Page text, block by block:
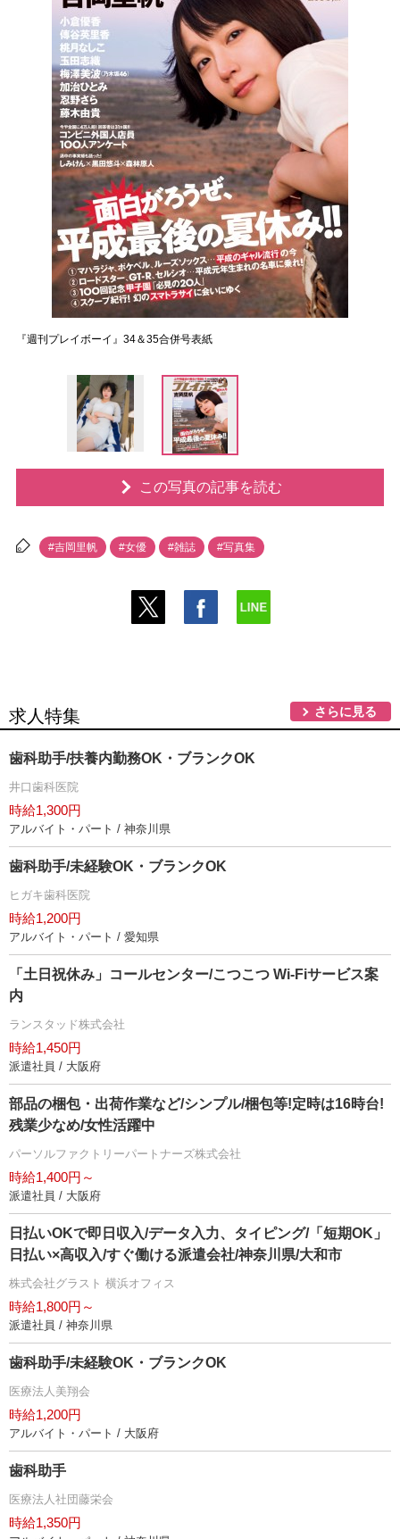
『週刊プレイボーイ』34＆35合併号表紙
この写真の記事を読む
#吉岡里帆 #女優 #雑誌 #写真集
求人特集 さらに見る
歯科助手/扶養内勤務OK・ブランクOK
井口歯科医院
時給1,300円
アルバイト・パート / 神奈川県
歯科助手/未経験OK・ブランクOK
ヒガキ歯科医院
時給1,200円
アルバイト・パート / 愛知県
「土日祝休み」コールセンター/こつこつ Wi-Fiサービス案
内
ランスタッド株式会社
時給1,450円
派遣社員 / 大阪府
部品の梱包・出荷作業など/シンプル/梱包等!定時は16時台!
残業少なめ/女性活躍中
パーソルファクトリーパートナーズ株式会社
時給1,400円～
派遣社員 / 大阪府
日払いOKで即日収入/データ入力、タイピング/「短期OK」
日払い×高収入/すぐ働ける派遣会社/神奈川県/大和市
株式会社グラスト 横浜オフィス
時給1,800円～
派遣社員 / 神奈川県
歯科助手/未経験OK・ブランクOK
医療法人美翔会
時給1,200円
アルバイト・パート / 大阪府
歯科助手
医療法人社団藤栄会
時給1,350円